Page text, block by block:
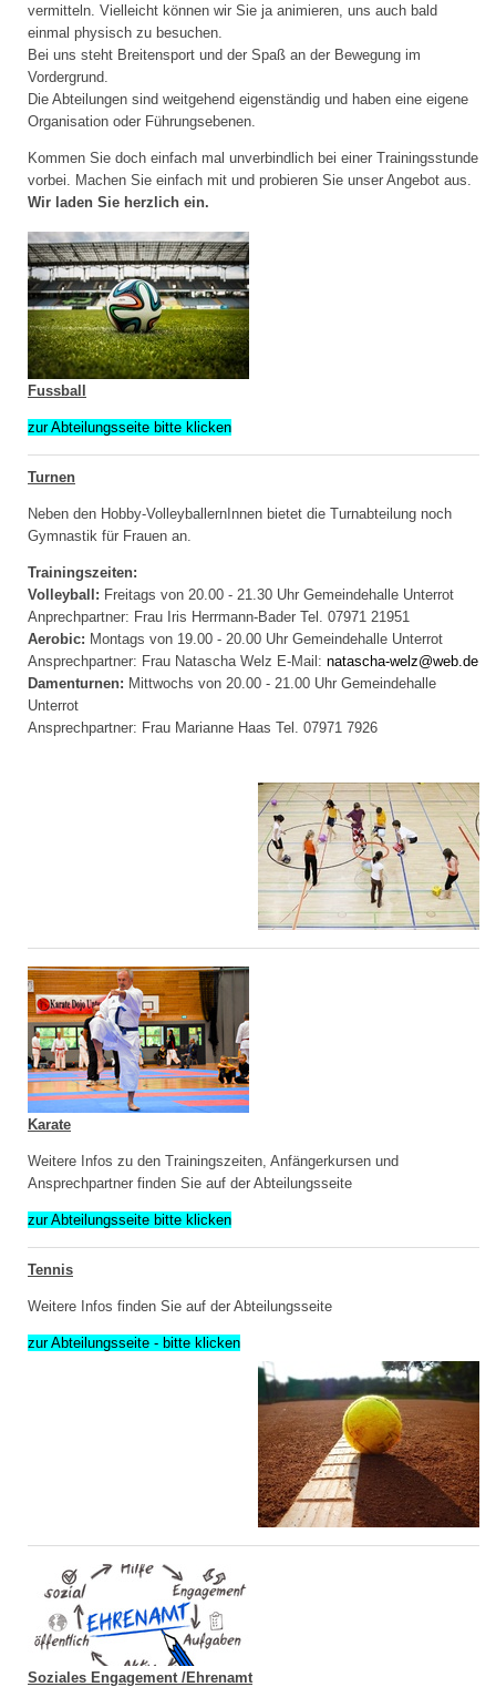
vermitteln. Vielleicht können wir Sie ja animieren, uns auch bald
einmal physisch zu besuchen.
Bei uns steht Breitensport und der Spaß an der Bewegung im
Vordergrund.
Die Abteilungen sind weitgehend eigenständig und haben eine eigene
Organisation oder Führungsebenen.
Kommen Sie doch einfach mal unverbindlich bei einer Trainingsstunde
vorbei. Machen Sie einfach mit und probieren Sie unser Angebot aus.
Wir laden Sie herzlich ein.
Fussball
zur Abteilungsseite bitte klicken
Turnen
Neben den Hobby-VolleyballernInnen bietet die Turnabteilung noch
Gymnastik für Frauen an.
Trainingszeiten:
Volleyball: Freitags von 20.00 - 21.30 Uhr Gemeindehalle Unterrot
Anprechpartner: Frau Iris Herrmann-Bader Tel. 07971 21951
Aerobic: Montags von 19.00 - 20.00 Uhr Gemeindehalle Unterrot
Ansprechpartner: Frau Natascha Welz E-Mail: natascha-welz@web.de
Damenturnen: Mittwochs von 20.00 - 21.00 Uhr Gemeindehalle
Unterrot
Ansprechpartner: Frau Marianne Haas Tel. 07971 7926
Karate
Weitere Infos zu den Trainingszeiten, Anfängerkursen und
Ansprechpartner finden Sie auf der Abteilungsseite
zur Abteilungsseite bitte klicken
Tennis
Weitere Infos finden Sie auf der Abteilungsseite
zur Abteilungsseite - bitte klicken
Soziales Engagement /Ehrenamt